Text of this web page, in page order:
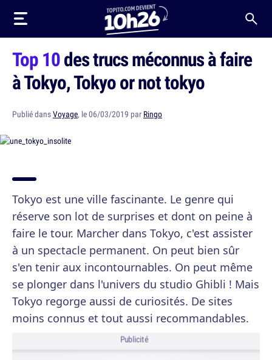
Top 10des trucs méconnus à faire
à Tokyo, Tokyo or not tokyo
Publié dansVoyage, le 06/03/2019 par Ringo
Tokyo est une ville fascinante. Le genre qui
réserve son lot de surprises et dont on peine à
faire le tour. Marcher dans Tokyo, c'est assister
à un spectacle permanent. On peut bien sûr
s'en tenir aux incontournables. On peut même
se plonger dans l'univers du studio Ghibli ! Mais
Tokyo regorge aussi de curiosités. De sites
moins connus et tout aussi recommandables.
Publicité